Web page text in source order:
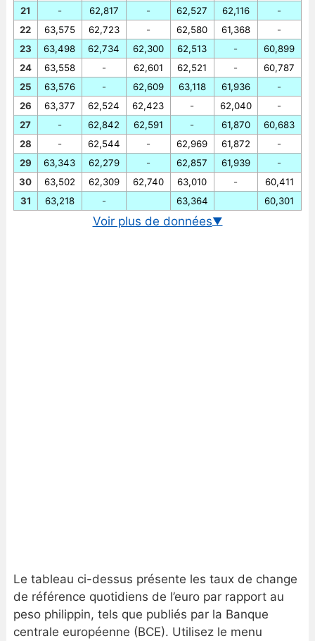
21
22
23
24
25
26
27
28
29
30
31
-
63,575
63,498
63,558
63,576
63,377
-
-
63,343
63,502
63,218
62,817
62,723
62,734
-
-
62,524
62,842
62,544
62,279
62,309
-
-
-
62,300
62,601
62,609
62,423
62,591
-
-
62,740
62,527
62,580
62,513
62,521
63,118
-
-
62,969
62,857
63,010
63,364
62,116
61,368
-
-
61,936
62,040
61,870
61,872
61,939
-
-
-
60,899
60,787
-
-
60,683
-
-
60,411
60,301
Voir plus de données▼
Le tableau ci-dessus présente les taux de change
de référence quotidiens de l’euro par rapport au
peso philippin, tels que publiés par la Banque
centrale européenne (BCE). Utilisez le menu